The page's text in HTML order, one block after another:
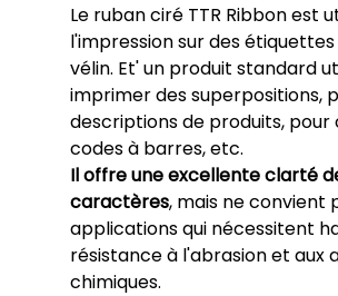
Le ruban ciré TTR Ribbon est
l'impression sur des
vélin. Et' un produit standard
imprimer des superpositions,
descriptions de produits, pour
codes à barres, etc.
Il offre une excellente clarté
caractères, mais ne convient
applications qui nécessitent
résistance à l'abrasion et aux
chimiques.